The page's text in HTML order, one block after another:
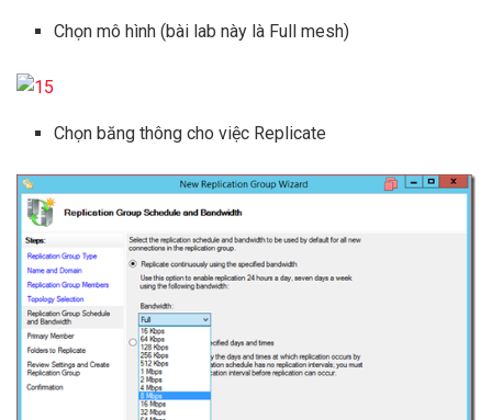
Chọn mô hình (bài lab này là Full mesh)
Chọn băng thông cho việc Replicate